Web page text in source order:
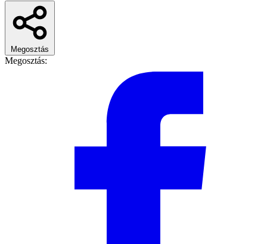
Megosztás
Megosztás: